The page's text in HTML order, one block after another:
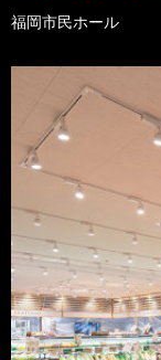
福岡市民ホール